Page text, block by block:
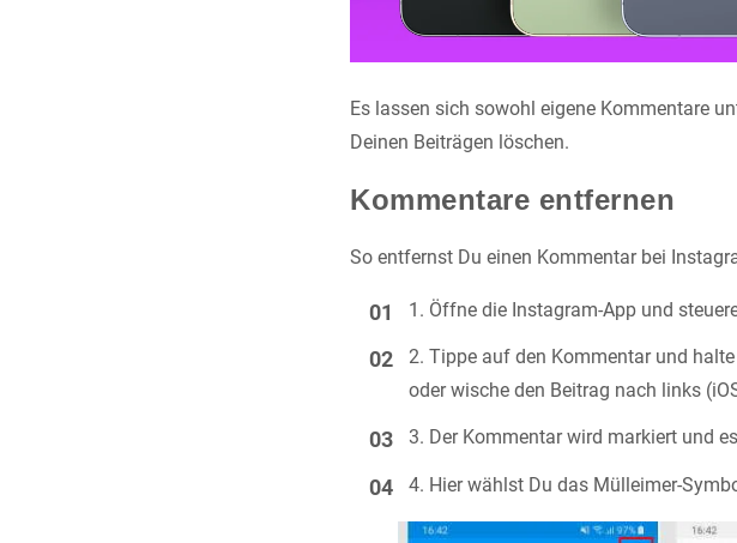
Es lassen sich sowohl eigene Kommentare
Deinen Beiträgen löschen.
Kommentare entfernen
So entfernst Du einen Kommentar bei
Öffne die Instagram-App und
Tippe auf den Kommentar und
oder wische den Beitrag nach links
Der Kommentar wird markiert und
Hier wählst Du das Mülleimer-